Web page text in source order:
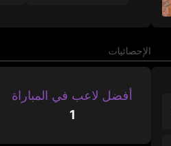
الإحصائيات
أفضل لاعب في المباراة
1